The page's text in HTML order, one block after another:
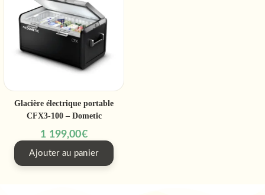
Glacière électrique portable
CFX3-100 – Dometic
1 199,00€
Ajouter au panier